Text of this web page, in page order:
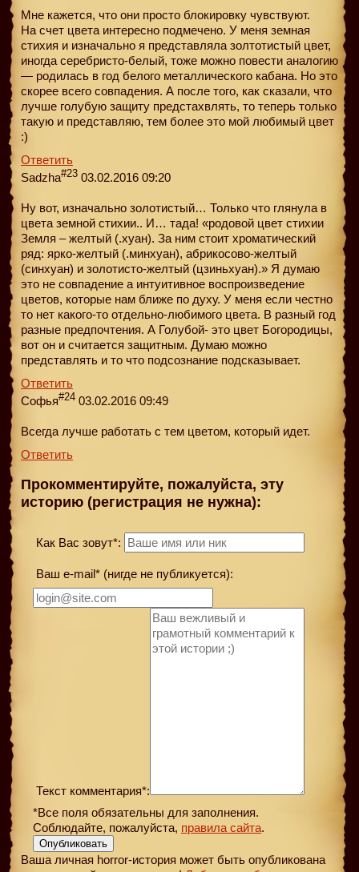
Мне кажется, что они просто блокировку чувствуют.
На счет цвета интересно подмечено. У меня земная
стихия и изначально я представляла золтотистый цвет,
иногда серебристо-белый, тоже можно повести аналогию
— родилась в год белого металлического кабана. Но это
скорее всего совпадения. А после того, как сказали, что
лучше голубую защиту предстахвлять, то теперь только
такую и представляю, тем более это мой любимый цвет
:)
Ответить
Sadzha#23 03.02.2016 09:20
Ну вот, изначально золотистый… Только что глянула в
цвета земной стихии.. И… тада! «родовой цвет стихии
Земля – желтый (.хуан). За ним стоит хроматический
ряд: ярко-желтый (.минхуан), абрикосово-желтый
(синхуан) и золотисто-желтый (цзиньхуан).» Я думаю
это не совпадение а интуитивное воспроизведение
цветов, которые нам ближе по духу. У меня если честно
то нет какого-то отдельно-любимого цвета. В разный год
разные предпочтения. А Голубой- это цвет Богородицы,
вот он и считается защитным. Думаю можно
представлять и то что подсознание подсказывает.
Ответить
Софья#24 03.02.2016 09:49
Всегда лучше работать с тем цветом, который идет.
Ответить
Прокомментируйте, пожалуйста, эту
историю (регистрация не нужна):
Как Вас зовут*:
Ваш e-mail* (нигде не публикуется):
Текст комментария*:
*Все поля обязательны для заполнения.
Соблюдайте, пожалуйста, правила сайта.
Опубликовать
Ваша личная horror-история может быть опубликована